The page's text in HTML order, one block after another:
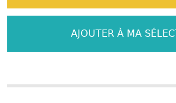
AJOUTER À MA